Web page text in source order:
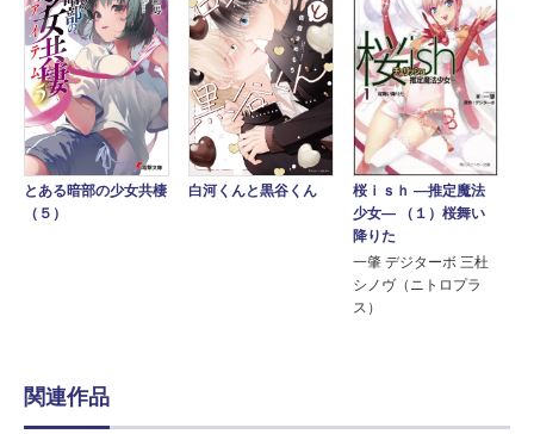
とある暗部の少女共棲
（５）
白河くんと黒谷くん
桜ｉｓｈ ―推定魔法
少女― （１）桜舞い
降りた
一肇 デジターボ 三杜
シノヴ（ニトロプラ
ス）
関連作品